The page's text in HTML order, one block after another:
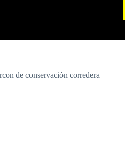
de conservación corredera